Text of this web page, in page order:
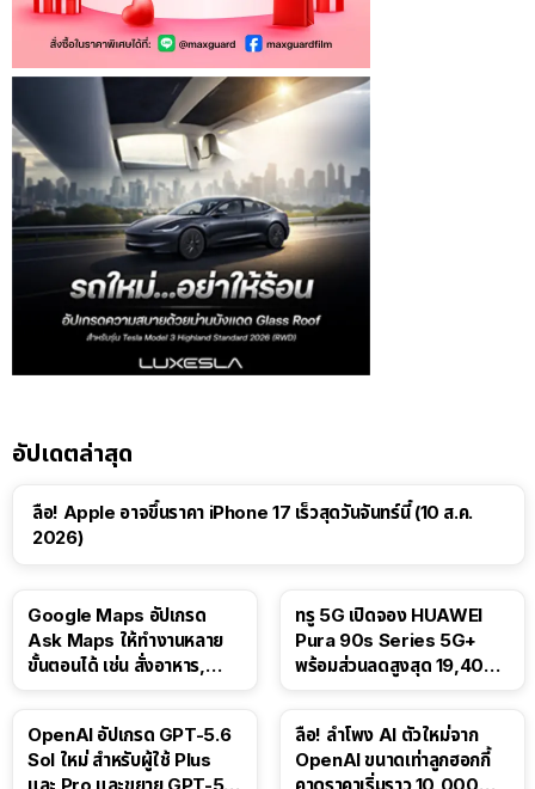
อัปเดตล่าสุด
ลือ! Apple อาจขึ้นราคา iPhone 17 เร็วสุดวันจันทร์นี้ (10 ส.ค.
2026)
Google Maps อัปเกรด
Ask Maps ให้ทำงานหลาย
ขั้นตอนได้ เช่น สั่งอาหาร,
ทรู 5G เปิดจอง HUAWEI
Pura 90s Series 5G+
พร้อมส่วนลดสูงสุด 19,400
OpenAI อัปเกรด GPT-5.6
Sol ใหม่ สำหรับผู้ใช้ Plus
ลือ! ลำโพง AI ตัวใหม่จาก
OpenAI ขนาดเท่าลูกฮอกกี้